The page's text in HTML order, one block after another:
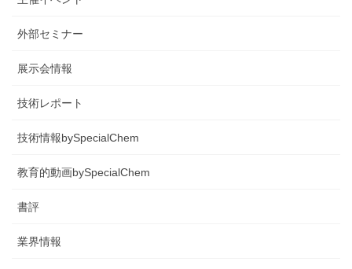
外部セミナー
展示会情報
技術レポート
技術情報bySpecialChem
教育的動画bySpecialChem
書評
業界情報